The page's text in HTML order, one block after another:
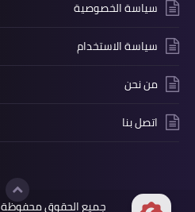
سياسة الخصوصية
سياسة الاستخدام
من نحن
اتصل بنا
جميع الحقوق محفوظة